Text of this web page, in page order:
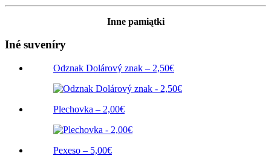
Inne pamiątki
Iné suveníry
Odznak Dolárový znak – 2,50€
Plechovka – 2,00€
Pexeso – 5,00€